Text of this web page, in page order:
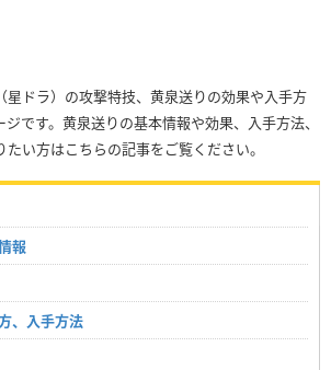
星ドラ）の攻撃特技、黄泉送りの効果や入手方
です。黄泉送りの基本情報や効果、入手方法、
い方はこちらの記事をご覧ください。
報
、入手方法